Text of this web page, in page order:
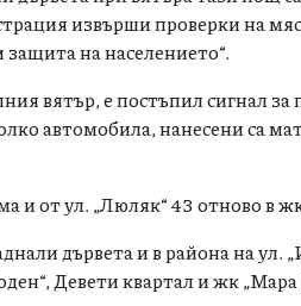
дървета при вятъра тази
дървета при вятъра тази нощ
извърши проверки на
на населението“.
вятър, е постъпил сигнал за
автомобила, нанесени са
и от ул. „Люляк“ 43 отново в